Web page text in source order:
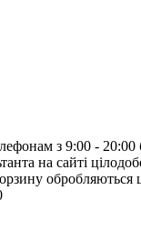
з 9:00 - 20:00
на сайті